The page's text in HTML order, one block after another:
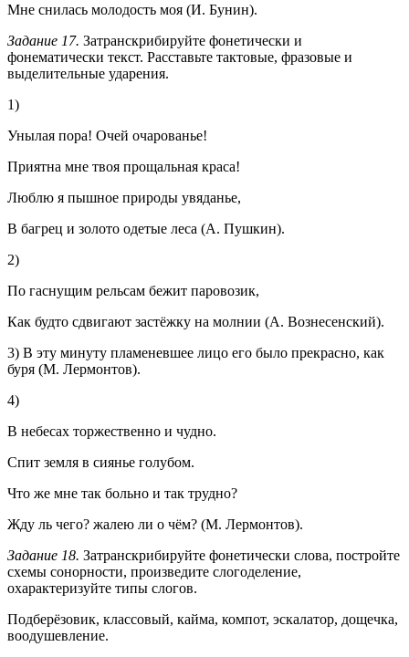
Мне снилась молодость моя (И. Бунин).
Задание 17. Затранскрибируйте фонетически и
фонематически текст. Расставьте тактовые, фразовые и
выделительные ударения.
1)
Унылая пора! Очей очарованье!
Приятна мне твоя прощальная краса!
Люблю я пышное природы увяданье,
В багрец и золото одетые леса (А. Пушкин).
2)
По гаснущим рельсам бежит паровозик,
Как будто сдвигают застёжку на молнии (А. Вознесенский).
3) В эту минуту пламеневшее лицо его было прекрасно, как
буря (М. Лермонтов).
4)
В небесах торжественно и чудно.
Спит земля в сиянье голубом.
Что же мне так больно и так трудно?
Жду ль чего? жалею ли о чём? (М. Лермонтов).
Задание 18. Затранскрибируйте фонетически слова, постройте
схемы сонорности, произведите слогоделение,
охарактеризуйте типы слогов.
Подберёзовик, классовый, кайма, компот, эскалатор, дощечка,
воодушевление.